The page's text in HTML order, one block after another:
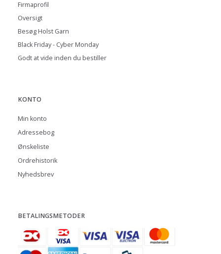
Firmaprofil
Oversigt
Besøg Holst Garn
Black Friday - Cyber Monday
Godt at vide inden du bestiller
KONTO
Min konto
Adressebog
Ønskeliste
Ordrehistorik
Nyhedsbrev
BETALINGSMETODER